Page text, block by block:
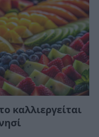
καλλιεργείται